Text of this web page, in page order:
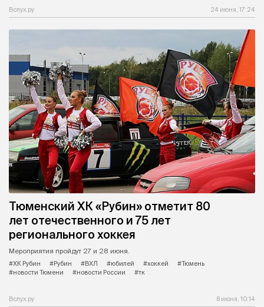
Вслух.ру 24 июня, 17:24
Тюменский ХК «Рубин» отметит 80
лет отечественного и 75 лет
регионального хоккея
Мероприятия пройдут 27 и 28 июня.
#ХК Рубин
#Рубин #ВХЛ #юбилей #хоккей
#Тюмень
#новости Тюмени
#новости России #тк
Вслух.ру 8 июня, 10:14